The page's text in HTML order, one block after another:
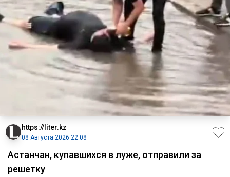
https://liter.kz
08 Августа 2026 22:08
Астанчан, купавшихся в луже, отправили за
решетку